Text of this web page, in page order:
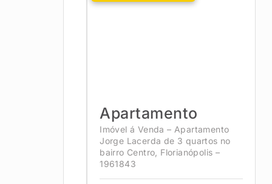
Apartamento
Imóvel á Venda – Apartamento
Jorge Lacerda de 3 quartos no
bairro Centro, Florianópolis –
1961843